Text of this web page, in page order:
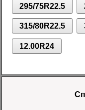
295/75R22.5
315/80R22.5
12.00R24